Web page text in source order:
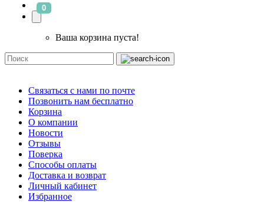
0
Ваша корзина пуста!
Связаться с нами по почте
Позвонить нам бесплатно
Корзина
О компании
Новости
Отзывы
Поверка
Способы оплаты
Доставка и возврат
Личный кабинет
Избранное